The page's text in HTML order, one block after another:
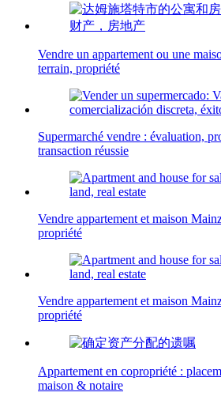
Vendre un appartement ou une
terrain, propriété
Supermarché vendre : évaluation,
transaction réussie
Vendre appartement et maison
propriété
Vendre appartement et maison
propriété
Appartement en copropriété :
maison & notaire